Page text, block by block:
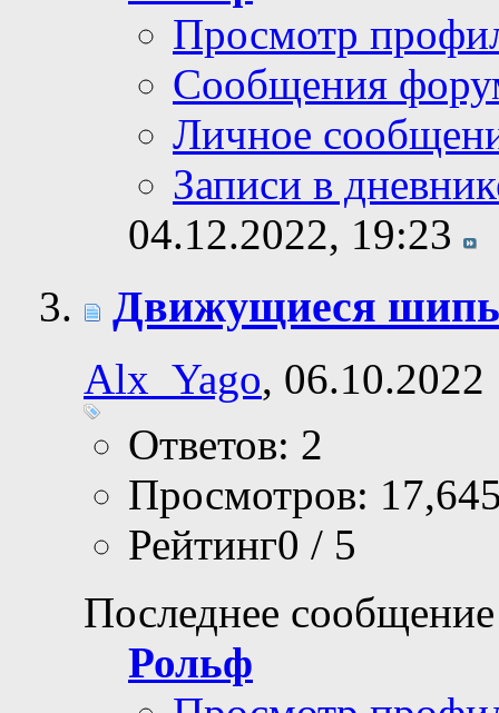
Просмотр
Сообщения
Личное
Записи в
04.12.2022, 19:23
Движущиеся
Alx_Yago, 06.10.2022
Ответов: 2
Просмотров:
Рейтинг0 / 5
Последнее
Рольф